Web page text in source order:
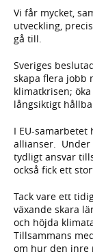
Vi får mycket,
utveckling,
gå till.
Sveriges
skapa flera jobb
klimatkrisen;
långsiktigt
I EU-
allianser. Under
tydligt ansvar
också fick ett
Tack vare ett
växande skara
och höjda
Tillsammans
om hur den inre